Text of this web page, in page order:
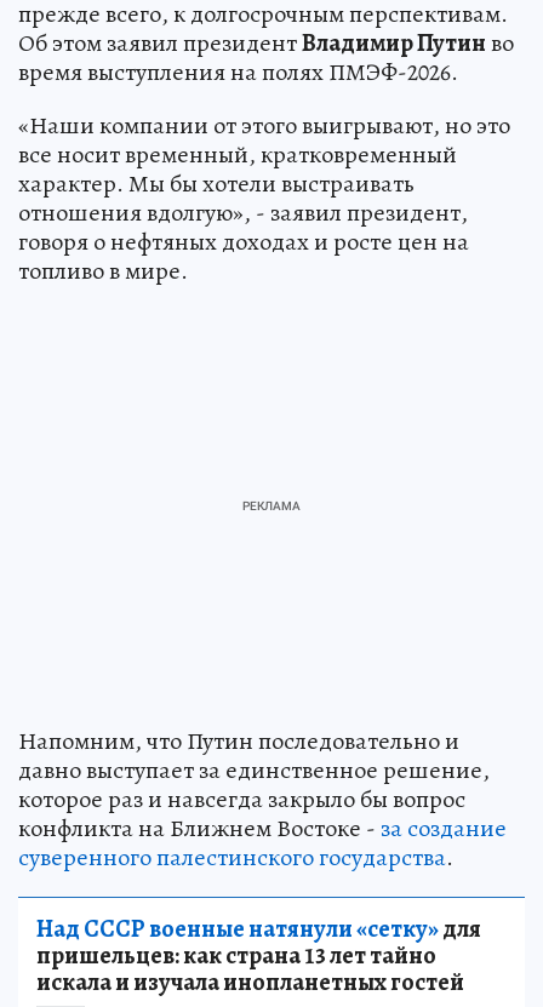
прежде всего, к долгосрочным перспективам.
Об этом заявил президентВладимир Путинво
время выступления на полях ПМЭФ-2026.
«Наши компании от этого выигрывают, но это
все носит временный, кратковременный
характер. Мы бы хотели выстраивать
отношения вдолгую», - заявил президент,
говоря о нефтяных доходах и росте цен на
топливо в мире.
Напомним, что Путин последовательно и
давно выступает за единственное решение,
которое раз и навсегда закрыло бы вопрос
конфликта на Ближнем Востоке - за создание
суверенного палестинского государства.
Над СССР военные натянули «сетку»для
пришельцев: как страна 13 лет тайно
искала и изучала инопланетных гостей